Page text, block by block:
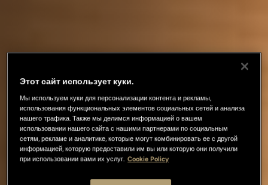
Этот сайт использует куки.
Мы используем куки для персонализации контента и рекламы,
использования функциональных элементов социальных сетей и анализа
нашего трафика. Также мы делимся информацией о вашем
использовании нашего сайта с нашими партнерами по социальным
сетям, рекламе и аналитике, которые могут комбинировать ее с другой
информацией, которую предоставили им вы или которую они получили
при использовании вами их услуг. Cookie Policy